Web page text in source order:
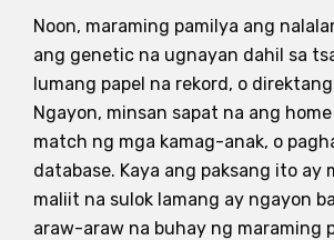
Noon, maraming pamilya ang
ang genetic na ugnayan dahil sa
lumang papel na rekord, o
Ngayon, minsan sapat na ang
match ng mga kamag-anak, o
database. Kaya ang paksang ito ay
maliit na sulok lamang ay ngayon
araw-araw na buhay ng maraming